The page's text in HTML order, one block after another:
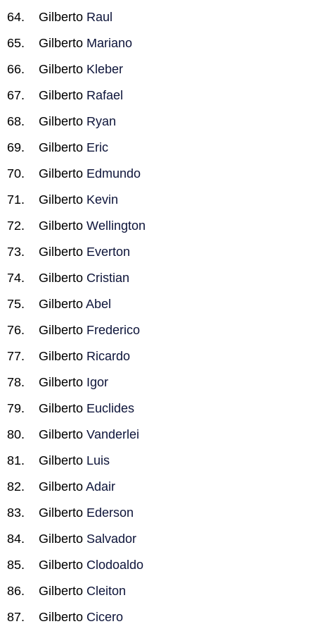
Gilberto Raul
Gilberto Mariano
Gilberto Kleber
Gilberto Rafael
Gilberto Ryan
Gilberto Eric
Gilberto Edmundo
Gilberto Kevin
Gilberto Wellington
Gilberto Everton
Gilberto Cristian
Gilberto Abel
Gilberto Frederico
Gilberto Ricardo
Gilberto Igor
Gilberto Euclides
Gilberto Vanderlei
Gilberto Luis
Gilberto Adair
Gilberto Ederson
Gilberto Salvador
Gilberto Clodoaldo
Gilberto Cleiton
Gilberto Cicero